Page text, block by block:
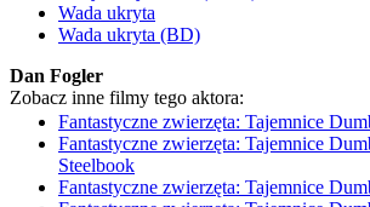
Wada ukryta
Wada ukryta (BD)
Dan Fogler
Zobacz inne filmy tego aktora:
Fantastyczne zwierzęta: Tajemnice
Fantastyczne zwierzęta: Tajemnice
Steelbook
Fantastyczne zwierzęta: Tajemnice